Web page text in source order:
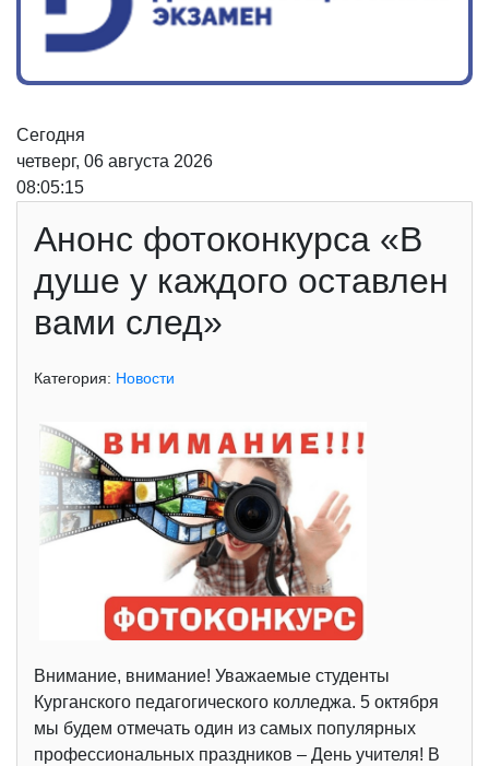
Сегодня
четверг, 06 августа 2026
08:05:15
Анонс фотоконкурса «В
душе у каждого оставлен
вами след»
Категория: Новости
Внимание, внимание! Уважаемые студенты
Курганского педагогического колледжа. 5 октября
мы будем отмечать один из самых популярных
профессиональных праздников – День учителя! В